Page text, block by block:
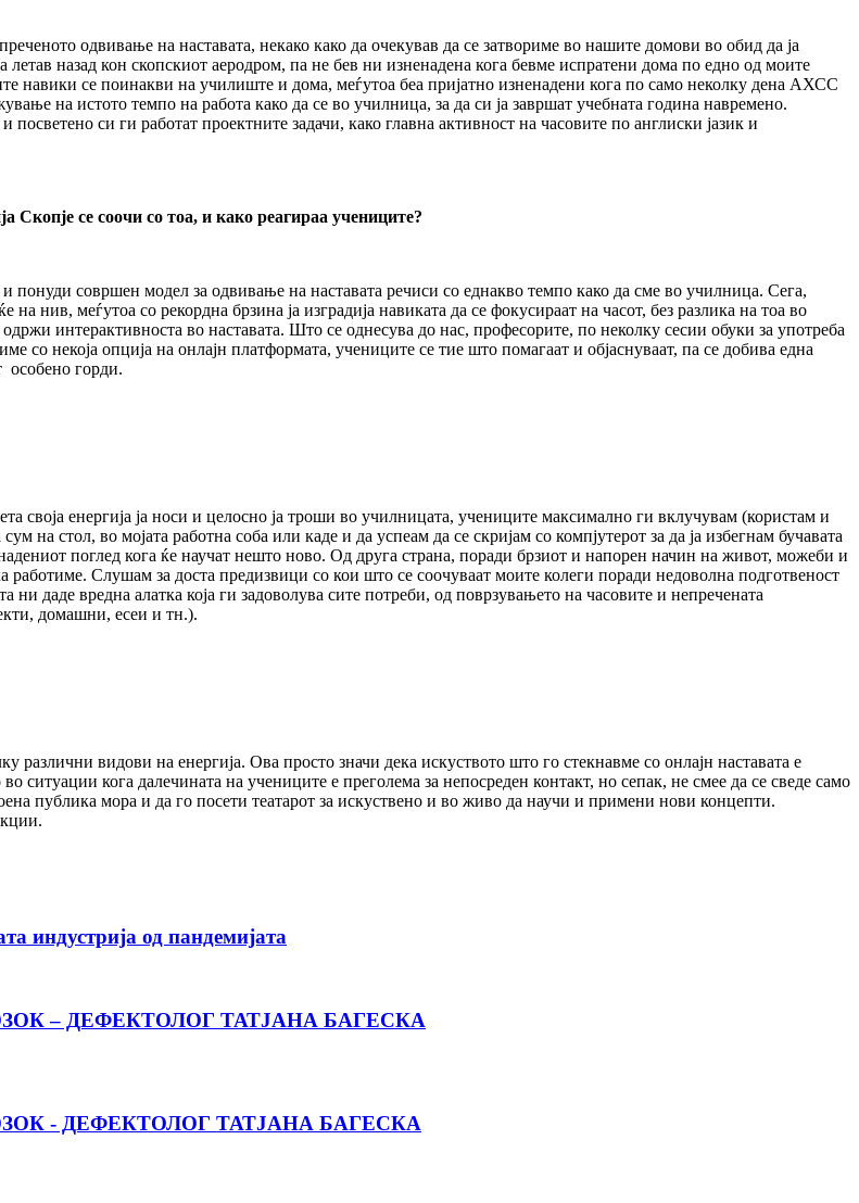
одвивање на наставата, некако како да очекував да се затвориме во нашите домови во обид да ја
назад кон скопскиот аеродром, па не бев ни изненадена кога бевме испратени дома по едно од моите
навики се поинакви на училиште и дома, меѓутоа беа пријатно изненадени кога по само неколку дена АХСС
на истото темпо на работа како да се во училница, за да си ја завршат учебната година навремено.
си ги работат проектните задачи, како главна активност на часовите по англиски јазик и
Скопје се соочи со тоа, и како реагираа учениците?
совршен модел за одвивање на наставата речиси со еднакво темпо како да сме во училница. Сега,
нив, меѓутоа со рекордна брзина ја изградија навиката да се фокусираат на часот, без разлика на тоа во
интерактивноста во наставата. Што се однесува до нас, професорите, по неколку сесии обуки за употреба
со некоја опција на онлајн платформата, учениците се тие што помагаат и објаснуваат, па се добива една
особено горди.
своја енергија ја носи и целосно ја троши во училницата, учениците максимално ги вклучувам (користам и
на стол, во мојата работна соба или каде и да успеам да се скријам со компјутерот за да ја избегнам бучавата
поглед кога ќе научат нешто ново. Од друга страна, поради брзиот и напорен начин на живот, можеби и
Слушам за доста предизвици со кои што се соочуваат моите колеги поради недоволна подготвеност
ни даде вредна алатка која ги задоволува сите потреби, од поврзувањето на часовите и непречената
домашни, есеи и тн.).
различни видови на енергија. Ова просто значи дека искуството што го стекнавме со онлајн наставата е
кога далечината на учениците е преголема за непосреден контакт, но сепак, не смее да се сведе само
публика мора и да го посети театарот за искуствено и во живо да научи и примени нови концепти.
индустрија од пандемијата
– ДЕФЕКТОЛОГ ТАТЈАНА БАГЕСКА
- ДЕФЕКТОЛОГ ТАТЈАНА БАГЕСКА